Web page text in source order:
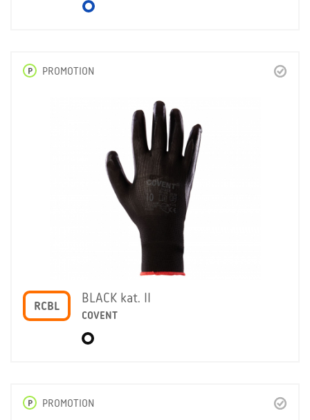
P PROMOTION
RCBL
BLACK kat. II
COVENT
P PROMOTION